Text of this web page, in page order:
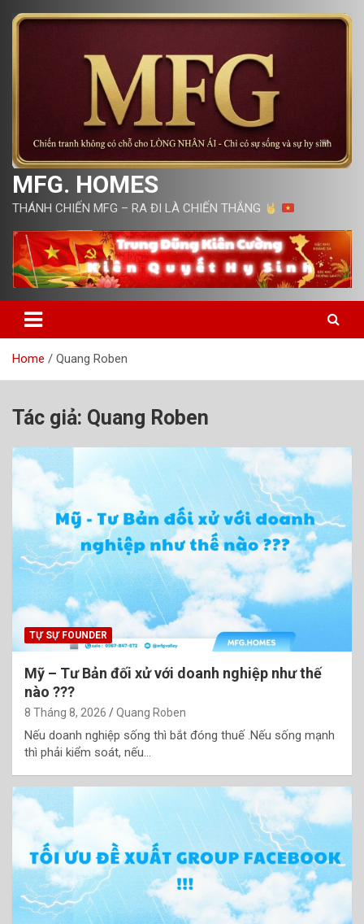
MFG. HOMES
THÁNH CHIẾN MFG – RA ĐI LÀ CHIẾN THẮNG
Home Quang Roben
Tác giả: Quang Roben
TỰ SỰ FOUNDER
Mỹ – Tư Bản đối xử với doanh nghiệp như thế
nào ???
8 Tháng 8, 2026 Quang Roben
Nếu doanh nghiệp sống thì bắt đóng thuế .Nếu sống mạnh
thì phải kiểm soát, nếu…